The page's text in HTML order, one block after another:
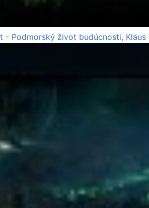
- Podmorský život budúcnosti, Klaus